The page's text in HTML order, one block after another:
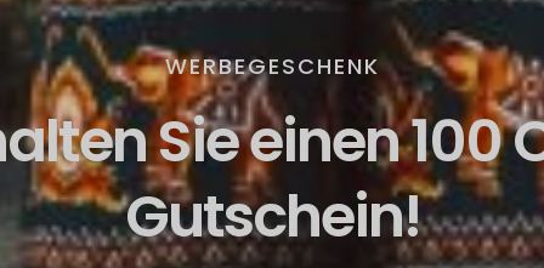
WERBEGESCHENK
Sie einen 100
Gutschein!